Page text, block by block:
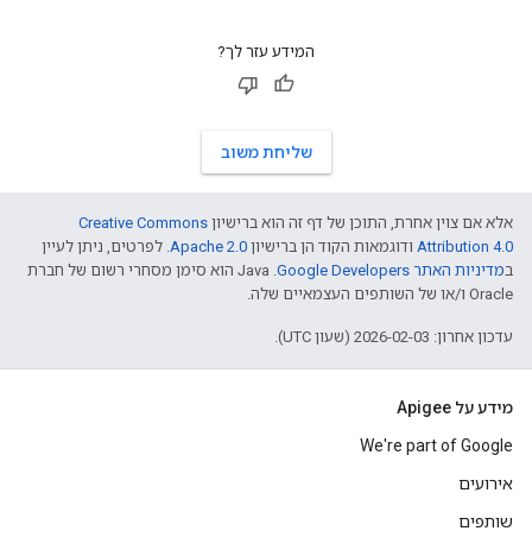
המידע עזר לך?
שליחת משוב
אלא אם צוין אחרת, התוכן של דף זה הוא ברישיון Creative Commons
Attribution 4.0 ודוגמאות הקוד הן ברישיון Apache 2.0. לפרטים, ניתן לעיין
במדיניות האתר Google Developers‏
.‏ Java הוא סימן מסחרי רשום של חברת
Oracle ו/או של השותפים העצמאיים שלה.
עדכון אחרון: 2026-02-03 (שעון UTC).
מידע על Apigee
We're part of Google
אירועים
שותפים